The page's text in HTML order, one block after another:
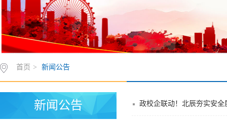
首页 > 新闻公告
新闻公告 政校企联动！北辰夯实安全